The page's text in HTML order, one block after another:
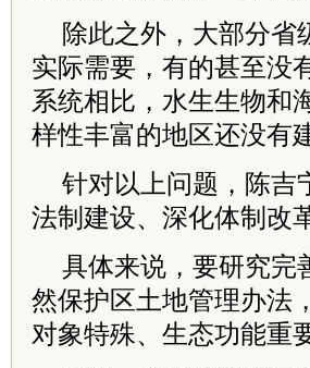
除此之外，大部分省
实际需要，有的甚至没
系统相比，水生生物和
样性丰富的地区还没有
针对以上问题，陈吉
法制建设、深化体制改
具体来说，要研究完
然保护区土地管理办法
对象特殊、生态功能重